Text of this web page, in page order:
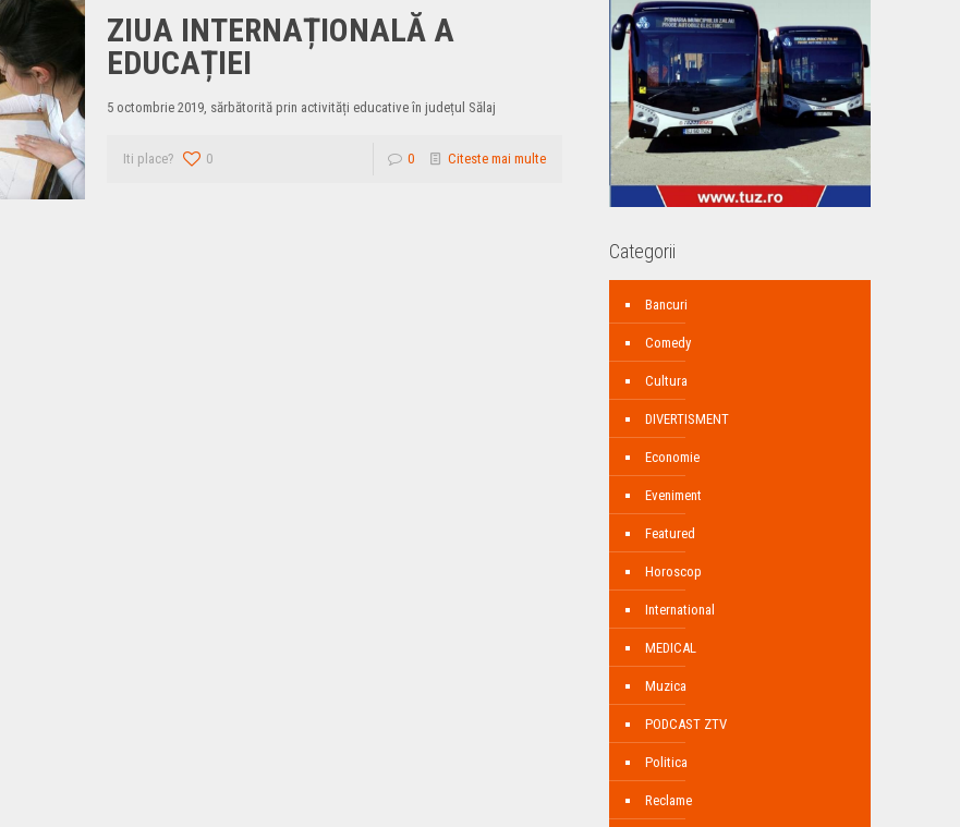
ZIUA INTERNAȚIONALĂ A
EDUCAȚIEI
5 octombrie 2019, sărbătorită prin activități educative în județul Sălaj
Iti place? 0 0 Citeste mai multe
Categorii
Bancuri
Comedy
Cultura
DIVERTISMENT
Economie
Eveniment
Featured
Horoscop
International
MEDICAL
Muzica
PODCAST ZTV
Politica
Reclame